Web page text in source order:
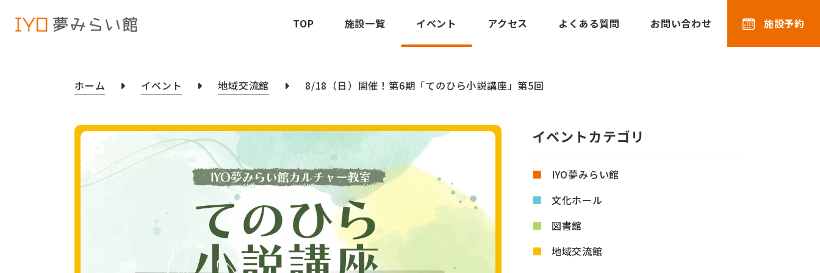
TOP 施設一覧 イベント アクセス よくある質問 お問い合わせ 施設予約
ホーム イベント 地域交流館 8/18（日）開催！第6期「てのひら小説講座」第5回
イベントカテゴリ
IYO夢みらい館
文化ホール
図書館
地域交流館